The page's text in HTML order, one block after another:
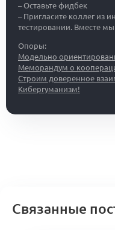
– Оставьте фидбек
– Пригласите коллег из
тестировании. Вместе
Опоры:
Модельно
Меморандум о
Строим доверенное
Кибергуманизм!
Связанные